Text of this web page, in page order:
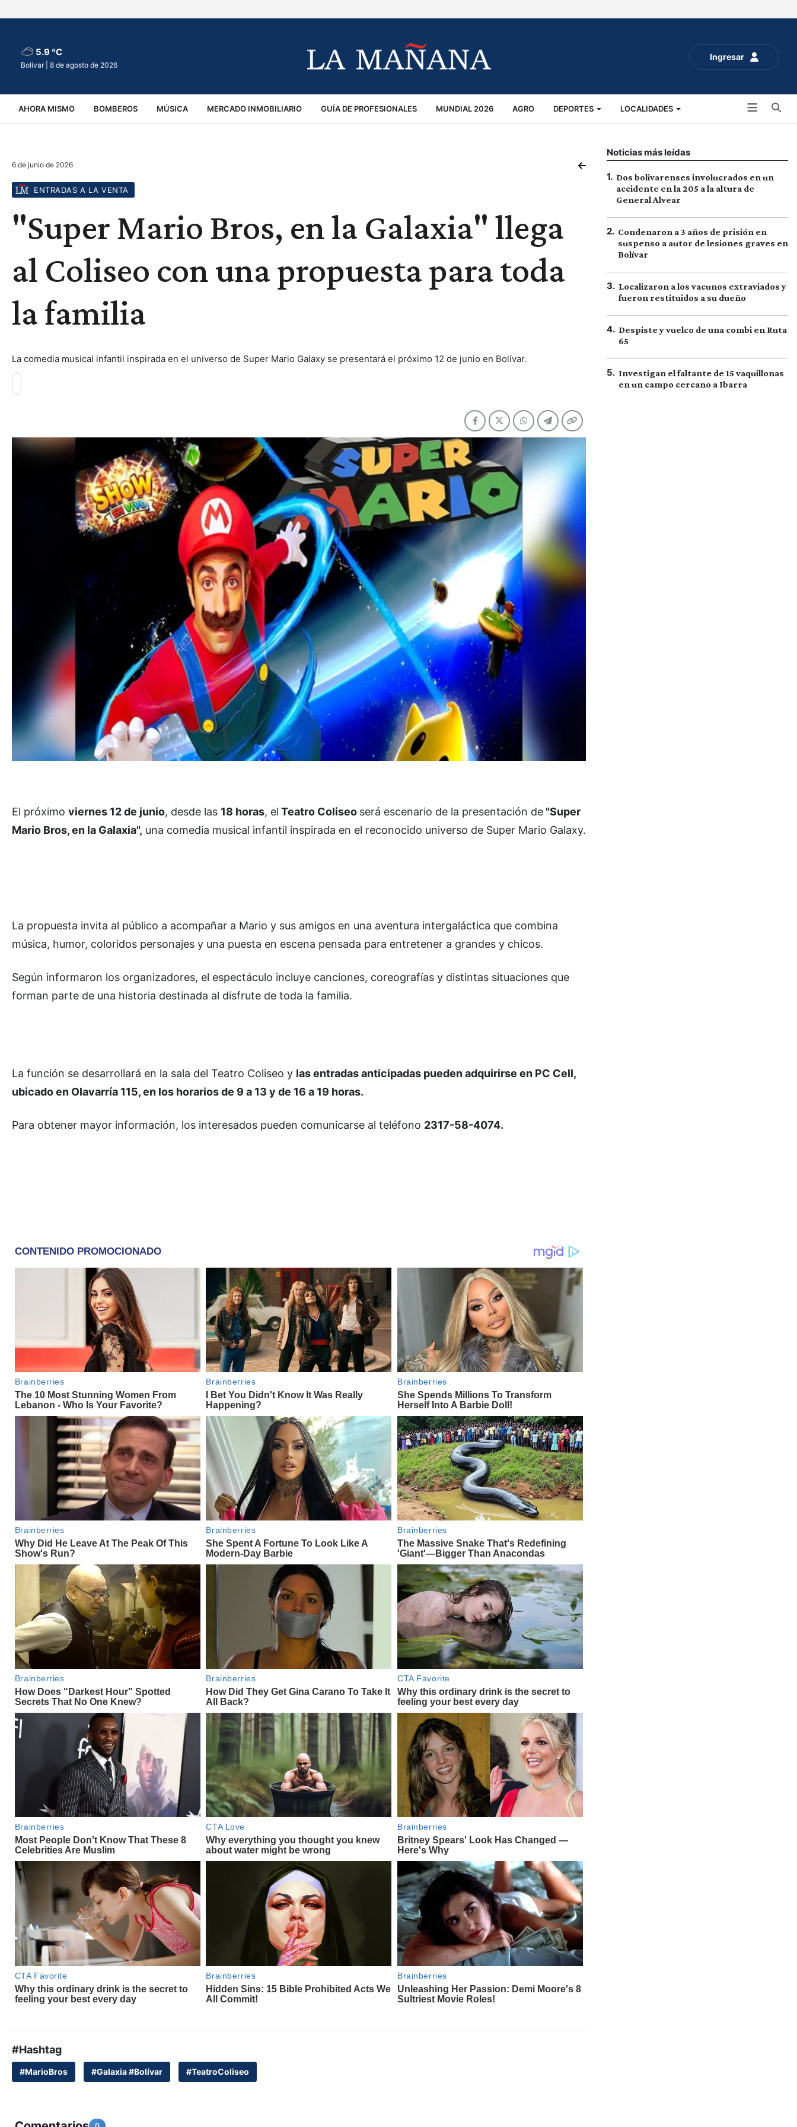
Ingresar
5.9 ºC
Bolívar | 8 de agosto de 2026
AHORA MISMO BOMBEROS MÚSICA MERCADO INMOBILIARIO GUÍA DE PROFESIONALES MUNDIAL 2026 AGRO DEPORTES LOCALIDADES
VIRALES ACCIDENTES
6 de junio de 2026
ENTRADAS A LA VENTA
"Super Mario Bros, en la Galaxia" llega
al Coliseo con una propuesta para toda
la familia
La comedia musical infantil inspirada en el universo de Super Mario Galaxy se presentará el próximo 12 de junio en Bolívar.
El próximo viernes 12 de junio, desde las 18 horas, el Teatro Coliseo será escenario de la presentación de"Super
Mario Bros, en la Galaxia", una comedia musical infantil inspirada en el reconocido universo de Super Mario Galaxy.
La propuesta invita al público a acompañar a Mario y sus amigos en una aventura intergaláctica que combina
música, humor, coloridos personajes y una puesta en escena pensada para entretener a grandes y chicos.
Según informaron los organizadores, el espectáculo incluye canciones, coreografías y distintas situaciones que
forman parte de una historia destinada al disfrute de toda la familia.
La función se desarrollará en la sala del Teatro Coliseo y las entradas anticipadas pueden adquirirse en PC Cell,
ubicado en Olavarría 115, en los horarios de 9 a 13 y de 16 a 19 horas.
Para obtener mayor información, los interesados pueden comunicarse al teléfono 2317-58-4074.
#Hashtag
#MarioBros #Galaxia #Bolívar #TeatroColiseo
Noticias más leídas
1. Dos bolivarenses involucrados en un
accidente en la 205 a la altura de
General Alvear
2. Condenaron a 3 años de prisión en
suspenso a autor de lesiones graves en
Bolívar
3. Localizaron a los vacunos extraviados y
fueron restituidos a su dueño
4. Despiste y vuelco de una combi en Ruta
65
5. Investigan el faltante de 15 vaquillonas
en un campo cercano a Ibarra